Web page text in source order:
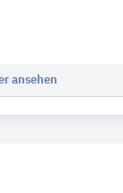
ansehen